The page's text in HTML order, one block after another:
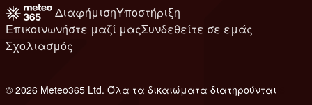
ΔιαφήμισηΥποστήριξη
Επικοινωνήστε μαζί μαςΣυνδεθείτε σε εμάς
Σχολιασμός
© 2026 Meteo365 Ltd. Όλα τα δικαιώματα διατηρούνται